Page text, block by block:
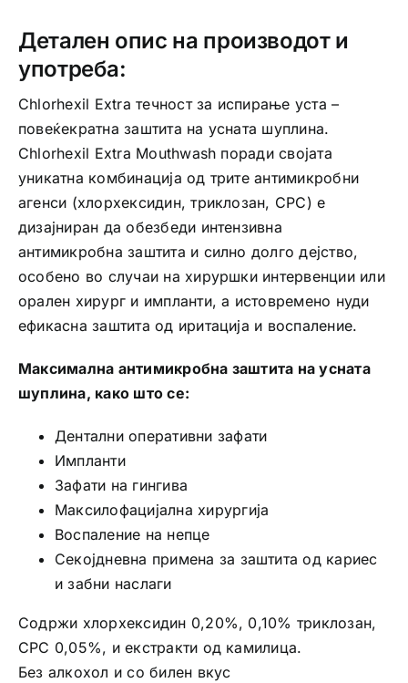
Детален опис на производот и
употреба:
Chlorhexil Extra течност за испирање уста –
повеќекратна заштита на усната шуплина.
Chlorhexil Extra Mouthwash поради својата
уникатна комбинација од трите антимикробни
агенси (хлорхексидин, триклозан, CPC) е
дизајниран да обезбеди интензивна
антимикробна заштита и силно долго дејство,
особено во случаи на хируршки интервенции или
орален хирург и импланти, а истовремено нуди
ефикасна заштита од иритација и воспаление.
Максимална антимикробна заштита на усната
шуплина, како што се:
Дентални оперативни зафати
Импланти
Зафати на гингива
Максилофацијална хирургија
Воспаление на непце
Секојдневна примена за заштита од кариес
и забни наслаги
Содржи хлорхексидин 0,20%, 0,10% триклозан,
CPC 0,05%, и екстракти од камилица.
Без алкохол и со билен вкус